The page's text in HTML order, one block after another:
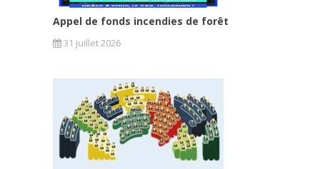
Appel de fonds incendies de forêt
31 juillet 2026